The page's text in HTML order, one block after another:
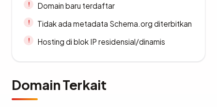
Domain baru terdaftar
Tidak ada metadata Schema.org diterbitkan
Hosting di blok IP residensial/dinamis
Domain Terkait